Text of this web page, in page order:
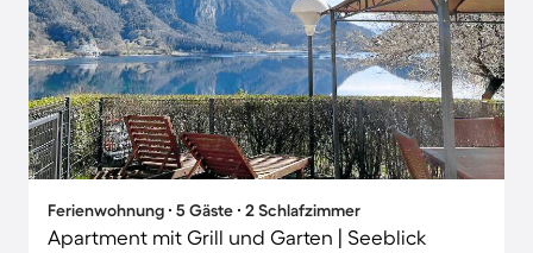
Ferienwohnung ∙ 5 Gäste ∙ 2 Schlafzimmer
Apartment mit Grill und Garten | Seeblick